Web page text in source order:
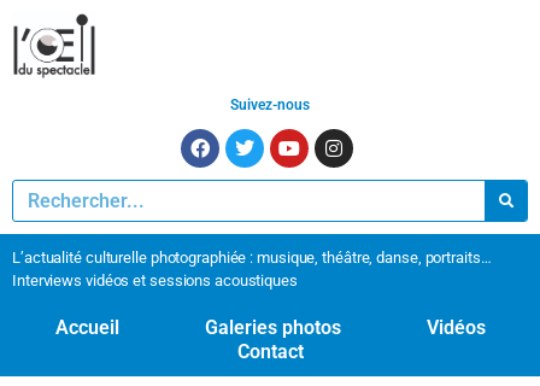
Suivez-nous
L’actualité culturelle photographiée : musique, théâtre, danse, portraits…
Interviews vidéos et sessions acoustiques
Accueil Galeries photos
Vidéos
Contact